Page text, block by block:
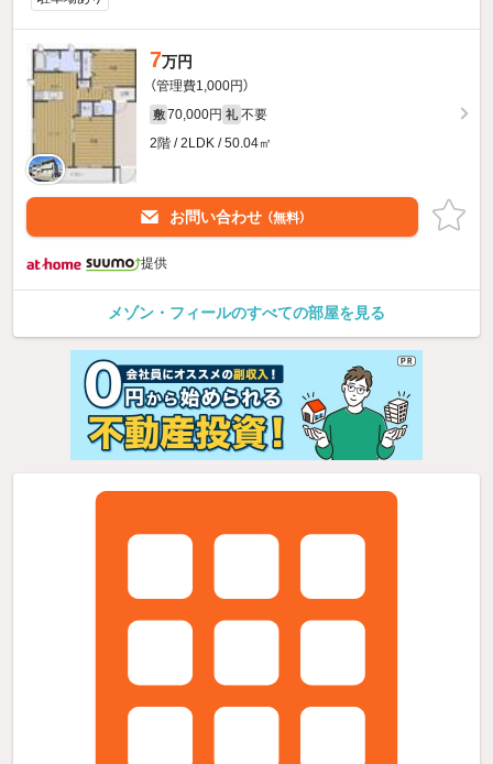
7万円
（管理費1,000円）
敷 70,000円 礼 不要
2階 / 2LDK / 50.04㎡
お問い合わせ （無料）
提供
メゾン・フィールのすべての部屋を見る